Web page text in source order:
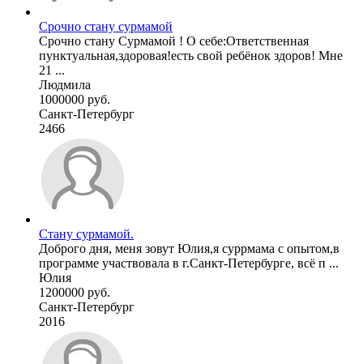
Срочно стану сурмамой
Срочно стану Сурмамой ! О себе:Ответственная
пунктуальная,здоровая!есть свой ребёнок здоров! Мне
21 ...
Людмила
1000000 руб.
Санкт-Петербург
2466
Стану сурмамой.
Доброго дня, меня зовут Юлия,я суррмама с опытом,в
программе участвовала в г.Санкт-Петербурге, всё п ...
Юлия
1200000 руб.
Санкт-Петербург
2016